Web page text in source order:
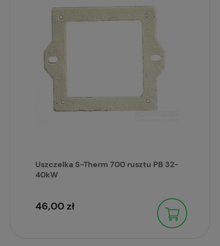
Uszczelka S-Therm 700 rusztu PB 32-
40kW
46,00 zł